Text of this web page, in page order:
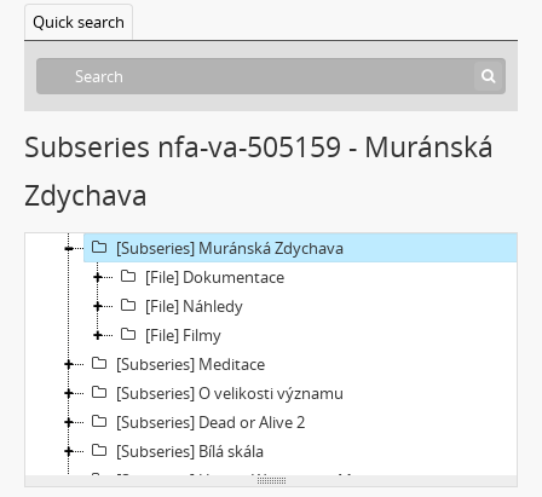
Quick search
Subseries nfa-va-505159 - Muránská
Zdychava
[Subseries] Musica Picta – Čas smutku
[Subseries] Velká dětská symfonie
[Subseries] Musica Picta – Čas tance
[Subseries] Musica Picta – Čas veselosti
[Subseries] Jednou ráno
[Subseries] Magnety
[Subseries] Muránská Zdychava
[File] Dokumentace
[File] Náhledy
[File] Filmy
[Subseries] Meditace
[Subseries] O velikosti významu
[Subseries] Dead or Alive 2
[Subseries] Bílá skála
[Subseries] Hortvs Winariencis Mayrav